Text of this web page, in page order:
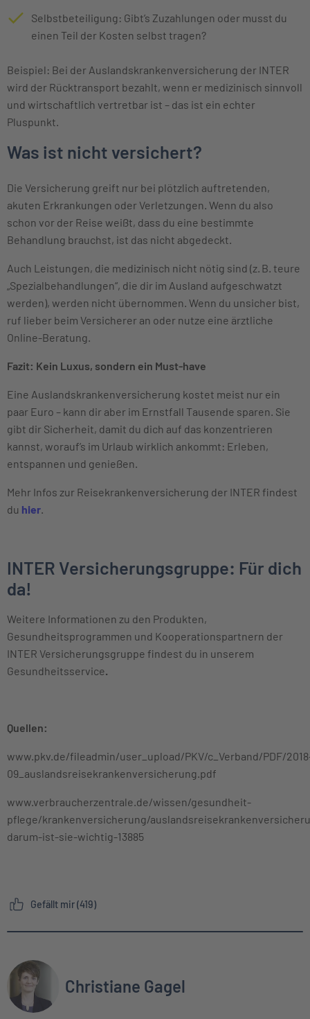
Selbstbeteiligung: Gibt’s Zuzahlungen oder musst du
einen Teil der Kosten selbst tragen?
Beispiel: Bei der Auslandskrankenversicherung der INTER
wird der Rücktransport bezahlt, wenn er medizinisch sinnvoll
und wirtschaftlich vertretbar ist – das ist ein echter
Pluspunkt.
Was ist nicht versichert?
Die Versicherung greift nur bei plötzlich auftretenden,
akuten Erkrankungen oder Verletzungen. Wenn du also
schon vor der Reise weißt, dass du eine bestimmte
Behandlung brauchst, ist das nicht abgedeckt.
Auch Leistungen, die medizinisch nicht nötig sind (z. B. teure
„Spezialbehandlungen“, die dir im Ausland aufgeschwatzt
werden), werden nicht übernommen. Wenn du unsicher bist,
ruf lieber beim Versicherer an oder nutze eine ärztliche
Online-Beratung.
Fazit: Kein Luxus, sondern ein Must-have
Eine Auslandskrankenversicherung kostet meist nur ein
paar Euro – kann dir aber im Ernstfall Tausende sparen. Sie
gibt dir Sicherheit, damit du dich auf das konzentrieren
kannst, worauf’s im Urlaub wirklich ankommt: Erleben,
entspannen und genießen.
Mehr Infos zur Reisekrankenversicherung der INTER findest
du hier
INTER Versicherungsgruppe: Für dich
da!
Weitere Informationen zu den Produkten,
Gesundheitsprogrammen und Kooperationspartnern der
INTER Versicherungsgruppe findest du in unserem
Gesundheitsservice
Quellen:
www.pkv.de/fileadmin/user_upload/PKV/c_Verband/PDF/
09_auslandsreisekrankenversicherung.pdf
www.verbraucherzentrale.de/wissen/gesundheit-
pflege/krankenversicherung/
darum-ist-sie-wichtig-13885
Gefällt mir (419)
Christiane Gagel